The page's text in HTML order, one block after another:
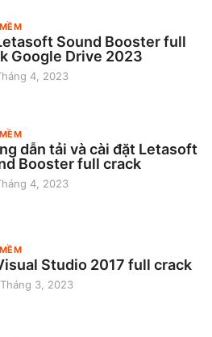
Sound Booster full
Google Drive 2023
4, 2023
dẫn tải và cài đặt Letasoft
Booster full crack
4, 2023
Studio 2017 full crack
3, 2023